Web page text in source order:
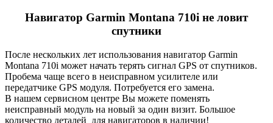
Навигатор Garmin Montana 710i не ловит
спутники
После нескольких лет использования навигатор Garmin
Montana 710i может начать терять сигнал GPS от спутников.
Пробема чаще всего в неисправном усилителе или
передатчике GPS модуля. Потребуется его замена.
В нашем сервисном центре Вы можете поменять
неисправный модуль на новый за один визит. Большое
количество деталей для навигаторов в наличии!